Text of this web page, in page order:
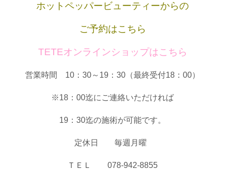
ホットペッパービューティーからの
ご予約はこちら
TETEオンラインショップはこちら
営業時間 10：30～19：30（最終受付18：00）
※18：00迄にご連絡いただければ
19：30迄の施術が可能です。
定休日 毎週月曜
ＴＥＬ 078-942-8855